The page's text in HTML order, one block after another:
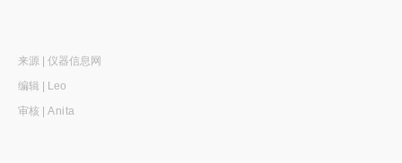
来源 | 仪器信息网
编辑 | Leo
审核 | Anita